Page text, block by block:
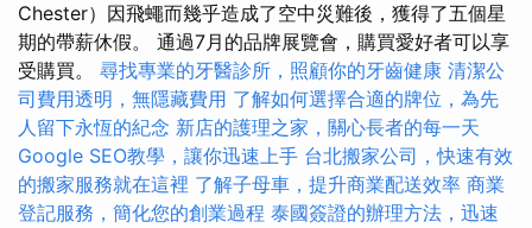
Chester）因飛蠅而幾乎造成了空中災難後，獲得了五個星
期的帶薪休假。 通過7月的品牌展覽會，購買愛好者可以享
受購買。 尋找專業的牙醫診所，照顧你的牙齒健康 清潔公
司費用透明，無隱藏費用 了解如何選擇合適的牌位，為先
人留下永恆的紀念 新店的護理之家，關心長者的每一天
Google SEO教學，讓你迅速上手 台北搬家公司，快速有效
的搬家服務就在這裡 了解子母車，提升商業配送效率 商業
登記服務，簡化您的創業過程 泰國簽證的辦理方法，迅速